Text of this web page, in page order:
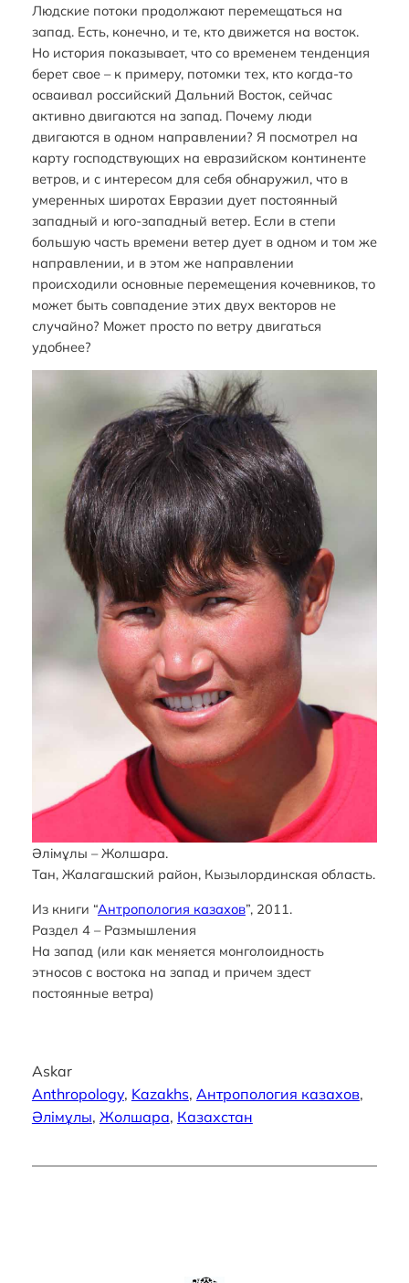
Людские потоки продолжают перемещаться на
запад. Есть, конечно, и те, кто движется на восток.
Но история показывает, что со временем тенденция
берет свое – к примеру, потомки тех, кто когда-то
осваивал российский Дальний Восток, сейчас
активно двигаются на запад. Почему люди
двигаются в одном направлении? Я посмотрел на
карту господствующих на евразийском континенте
ветров, и с интересом для себя обнаружил, что в
умеренных широтах Евразии дует постоянный
западный и юго-западный ветер. Если в степи
большую часть времени ветер дует в одном и том же
направлении, и в этом же направлении
происходили основные перемещения кочевников, то
может быть совпадение этих двух векторов не
случайно? Может просто по ветру двигаться
удобнее?
Әлiмұлы – Жолшара.
Тан, Жалагашский район, Кызылординская область.
Из книги “Антропология казахов”, 2011.
Раздел 4 – Размышления
На запад (или как меняется монголоидность
этносов с востока на запад и причем здест
постоянные ветра)
Askar
Anthropology, Kazakhs, Антропология казахов
Әлiмұлы, Жолшара, Казахстан